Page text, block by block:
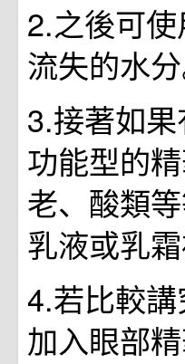
2.之後可
流失的水分
3.接著如
功能型的
老、酸類
乳液或乳
4.若比較
加入眼部精